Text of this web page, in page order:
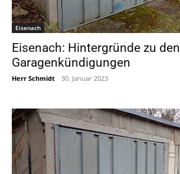
Eisenach
Eisenach: Hintergründe zu den
Garagenkündigungen
Herr Schmidt - 30. Januar 2023